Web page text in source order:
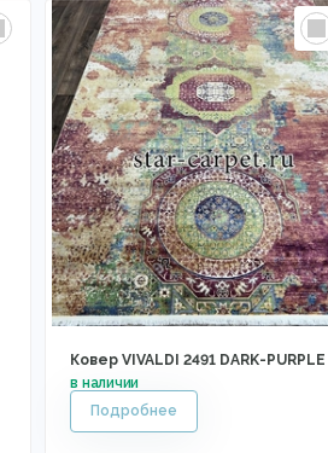
Ковер VIVALDI 2491 DARK-PURPLE